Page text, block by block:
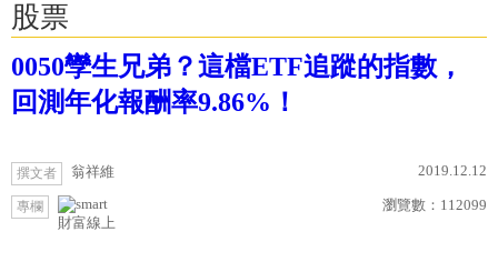
股票
0050孿生兄弟？這檔ETF追蹤的指數，
回測年化報酬率9.86%！
撰文者 翁祥維 2019.12.12
專欄
財富線上
瀏覽數： 112099